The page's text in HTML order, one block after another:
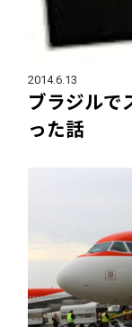
2014.6.13
ブラジルで
った話